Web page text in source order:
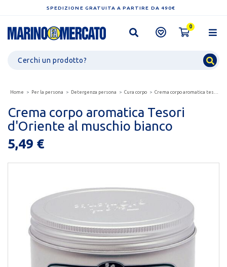
SPEDIZIONE GRATUITA A PARTIRE DA 490€
0
Home Per la persona Detergenza persona Cura corpo Crema corpo aromatica tesori d'oriente al muschio bianco
Crema corpo aromatica Tesori
d'Oriente al muschio bianco
5,49 €